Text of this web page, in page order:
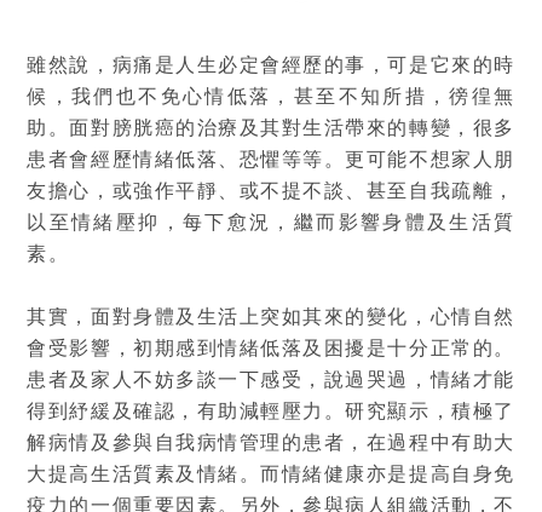
雖然說，病痛是人生必定會經歷的事，可是它來的時
候，我們也不免心情低落，甚至不知所措，徬徨無
助。面對膀胱癌的治療及其對生活帶來的轉變，很多
患者會經歷情緒低落、恐懼等等。更可能不想家人朋
友擔心，或強作平靜、或不提不談、甚至自我疏離，
以至情緒壓抑，每下愈況，繼而影響身體及生活質
素。
其實，面對身體及生活上突如其來的變化，心情自然
會受影響，初期感到情緒低落及困擾是十分正常的。
患者及家人不妨多談一下感受，說過哭過，情緒才能
得到紓緩及確認，有助減輕壓力。研究顯示，積極了
解病情及參與自我病情管理的患者，在過程中有助大
大提高生活質素及情緒。而情緒健康亦是提高自身免
疫力的一個重要因素。另外，參與病人組織活動，不